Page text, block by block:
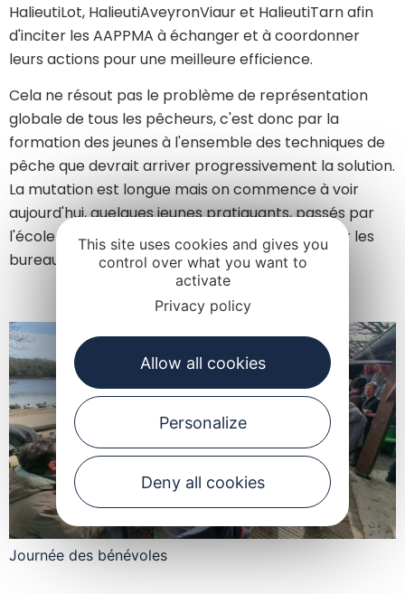
HalieutiLot, HalieutiAveyronViaur et HalieutiTarn afin
d'inciter les AAPPMA à échanger et à coordonner
leurs actions pour une meilleure efficience.
Cela ne résout pas le problème de représentation
globale de tous les pêcheurs, c'est donc par la
formation des jeunes à l'ensemble des techniques de
pêche que devrait arriver progressivement la solution.
La mutation est longue mais on commence à voir
aujourd'hui, quelques jeunes pratiquants, passés par
l'école de pêche dans les années 2000 , intégrer les
bureaux des AAPPMA.
Journée des bénévoles
This site uses cookies and gives you
control over what you want to
activate
Privacy policy
Allow all cookies
Personalize
Deny all cookies